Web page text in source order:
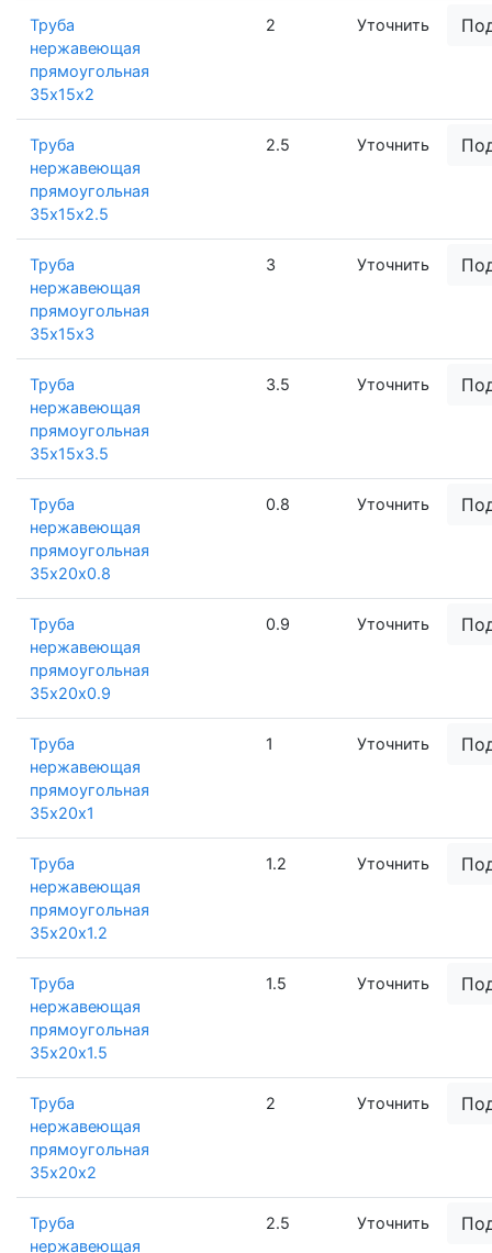
Труба
нержавеющая
прямоугольная
35х15х2
2 Уточнить
Труба
нержавеющая
прямоугольная
35х15х2.5
2.5 Уточнить
Труба
нержавеющая
прямоугольная
35х15х3
3 Уточнить
Труба
нержавеющая
прямоугольная
35х15х3.5
3.5 Уточнить
Труба
нержавеющая
прямоугольная
35х20х0.8
0.8 Уточнить
Труба
нержавеющая
прямоугольная
35х20х0.9
0.9 Уточнить
Труба
нержавеющая
прямоугольная
35х20х1
1 Уточнить
Труба
нержавеющая
прямоугольная
35х20х1.2
1.2 Уточнить
Труба
нержавеющая
прямоугольная
35х20х1.5
1.5 Уточнить
Труба
нержавеющая
прямоугольная
35х20х2
2 Уточнить
Труба
нержавеющая
2.5 Уточнить